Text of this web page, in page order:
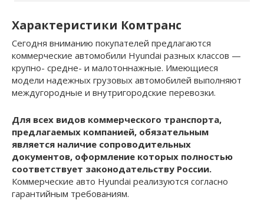
Характеристики Комтранс
Сегодня вниманию покупателей предлагаются
коммерческие автомобили Hyundai разных классов —
крупно- средне- и малотоннажные. Имеющиеся
модели надежных грузовых автомобилей выполняют
междугородные и внутригородские перевозки.
Для всех видов коммерческого транспорта,
предлагаемых компанией, обязательным
является наличие сопроводительных
документов, оформление которых полностью
соответствует законодательству России.
Коммерческие авто Hyundai реализуются согласно
гарантийным требованиям.